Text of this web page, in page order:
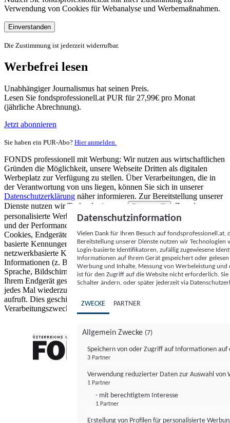
Verwendung von Cookies für Webanalyse und Werbemaßnahmen.
Einverstanden
Die Zustimmung ist jederzeit widerrufbar.
Werbefrei lesen
Unabhängiger Journalismus hat seinen Preis.
Lesen Sie fondsprofessionell.at PUR für 27,99€ pro Monat
(jährliche Abrechnung).
Jetzt abonnieren
Sie haben ein PUR-Abo? Hier anmelden.
FONDS professionell mit Werbung: Wir nutzen aus wirtschaftlichen
Gründen die Möglichkeit, unsere Webseite Dritten als digitalen
Werbeplatz zur Verfügung zu stellen. Über Verarbeitungen, die in
der Verantwortung von uns liegen, können Sie sich in unserer
Datenschutzerklärung näher informieren. Zur Bereitstellung unserer
Dienste nutzen wir Technologien von
Partnern (5)
. Zwecke:
personalisierte Werbung und Inhalte, Messung von Werbeleistung
und der Performance von Inhalten sowie Zielgruppenforschung.
Cookies, Endgeräte- oder ähnliche Online-Kennungen (z. B. login-
basierte Kennungen, zufällig generierte Kennungen,
netzwerkbasierte Kennungen) können zusammen mit anderen
Informationen (z. B. Browsertyp und Browserinformationen,
Sprache, Bildschirmgröße, unterstützte Technologien usw.) auf
Ihrem Endgerät gespeichert oder von dort ausgelesen werden, um es
jedes Mal wiederzuerkennen, wenn es eine App oder einer Webseite
aufruft. Dies geschieht für einen oder mehrere der hier aufgeführten
Verarbeitungszwecke.
Datenschutzinformation
Vielen Dank für Ihren Besuch auf
Bereitstellung unserer Dienste nutzen wir Technologien
Login-basierte Identifikatoren, zufällig zugewiesene
Informationen auf Ihrem Gerät gespeichert oder
Werbung und Inhalte, Messung von Werbeleistung
ist für den Zugriff auf die Website nicht erforderlich.
Schalter ändern, oder später jederzeit via
ZWECKE PARTNER
Allgemein Zwecke (7)
Speichern von oder Zugriff auf Informationen auf
3 Partner
Verwendung reduzierter Daten zur Auswahl von
1 Partner
- mit berechtigtem Interesse
1 Partner
Erstellung von Profilen für personalisierte
FONDS professionell